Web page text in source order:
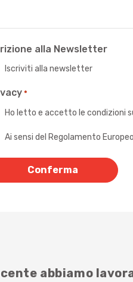
alla Newsletter
Iscriviti alla newsletter
*
Ho letto e accetto le condizioni
Ai sensi del Regolamento
abbiamo